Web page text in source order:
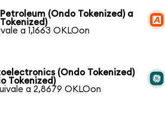
(Ondo Tokenized) a
a 1,1663 OKLOon
(Ondo Tokenized)
Tokenized)
a 2,8679 OKLOon